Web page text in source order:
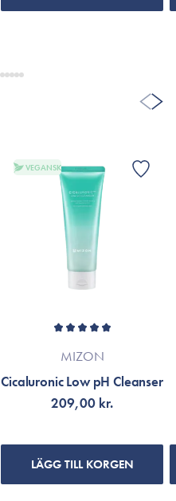
VEGANSK
MIZON
Cicaluronic Low pH Cleanser
209,00 kr.
LÄGG TILL KORGEN